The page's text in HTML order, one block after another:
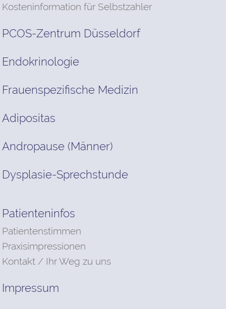
Kosteninformation für Selbstzahler
PCOS-Zentrum Düsseldorf
Endokrinologie
Frauenspezifische Medizin
Adipositas
Andropause (Männer)
Dysplasie-Sprechstunde
Patienteninfos
Patientenstimmen
Praxisimpressionen
Kontakt / Ihr Weg zu uns
Impressum